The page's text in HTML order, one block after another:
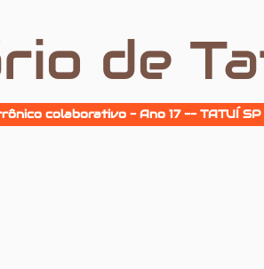
de
colaborativo - Ano 17 -- TATUÍ SP